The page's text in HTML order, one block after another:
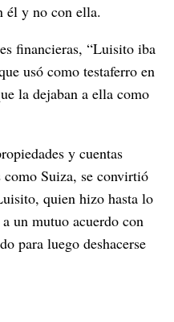
él y no con ella.
financieras, “Luisito iba
usó como testaferro en
la dejaban a ella como
y cuentas
como Suiza, se convirtió
quien hizo hasta lo
un mutuo acuerdo con
para luego deshacerse